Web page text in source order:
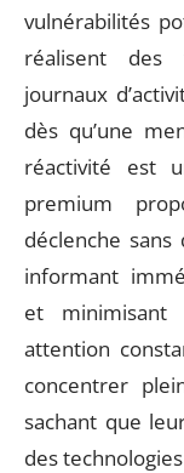
vulnérabilités
réalisent des
journaux
dès qu’une
réactivité est
premium
déclenche
informant
et minimisant
attention
concentrer
sachant que
des